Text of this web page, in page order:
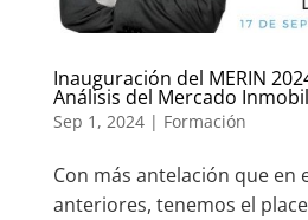
Inauguración del MERIN
Análisis del Mercado
Sep 1, 2024| Formación
Con más antelación que en
anteriores, tenemos el